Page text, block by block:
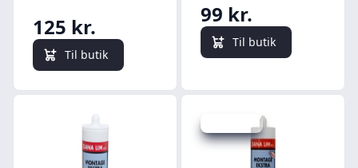
125 kr.
Til butik
99 kr.
Til butik